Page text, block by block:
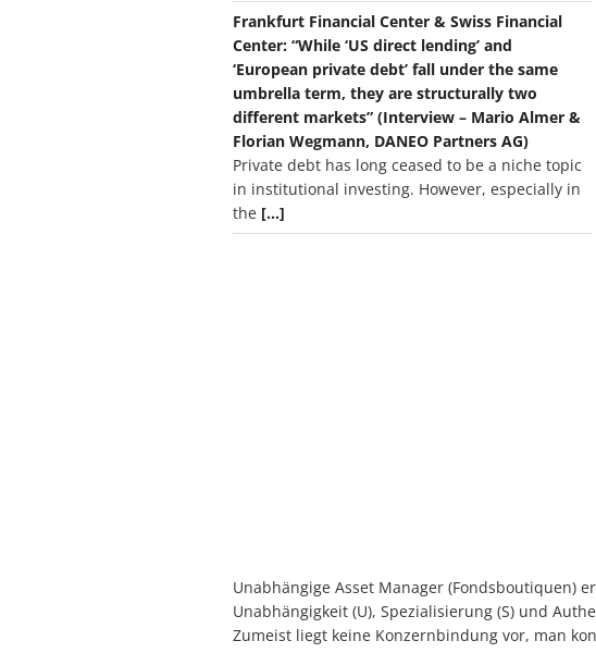
Frankfurt Financial Center & Swiss Financial
Center: “While ‘US direct lending’ and
‘European private debt’ fall under the same
umbrella term, they are structurally two
different markets” (Interview – Mario Almer &
Florian Wegmann, DANEO Partners AG)
Private debt has long ceased to be a niche topic
in institutional investing. However, especially in
the […]
Unabhängige Asset Manager (Fondsboutiquen)
Unabhängigkeit (U), Spezialisierung (S) und
Zumeist liegt keine Konzernbindung vor, man